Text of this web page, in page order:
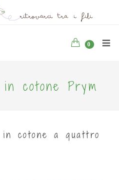
0
cotone Prym
cotone a quattro